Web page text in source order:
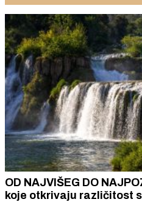
OD NAJVIŠEG DO
koje otkrivaju različitost